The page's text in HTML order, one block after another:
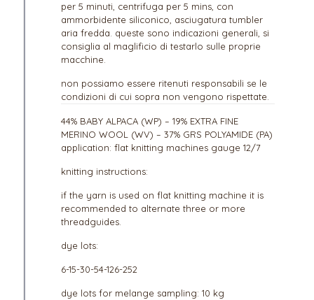
per 5 minuti, centrifuga per 5 mins, con
ammorbidente siliconico, asciugatura tumbler
aria fredda. queste sono indicazioni generali, si
consiglia al maglificio di testarlo sulle proprie
macchine.
non possiamo essere ritenuti responsabili se le
condizioni di cui sopra non vengono rispettate.
44% BABY ALPACA (WP) – 19% EXTRA FINE
MERINO WOOL (WV) – 37% GRS POLYAMIDE (PA)
application: flat knitting machines gauge 12/7
knitting instructions:
if the yarn is used on flat knitting machine it is
recommended to alternate three or more
threadguides.
dye lots:
6-15-30-54-126-252
dye lots for melange sampling: 10 kg